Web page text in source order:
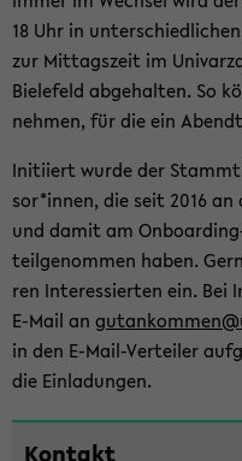
Kon­takt
18 Uhr in
zur Mit­tags­zeit im
Bie­le­feld ab­ge­hal­ten. So
neh­men, für die ein
In­iti­iert wurde der
sor*innen, die seit 2016
und damit am
teil­ge­nom­men haben.
ren In­ter­es­sier­ten ein. Bei
E-​Mail an
in den E-​Mail-Verteiler
die Ein­la­dun­gen.